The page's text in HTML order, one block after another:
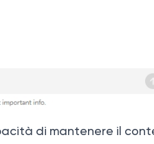
di mantenere il